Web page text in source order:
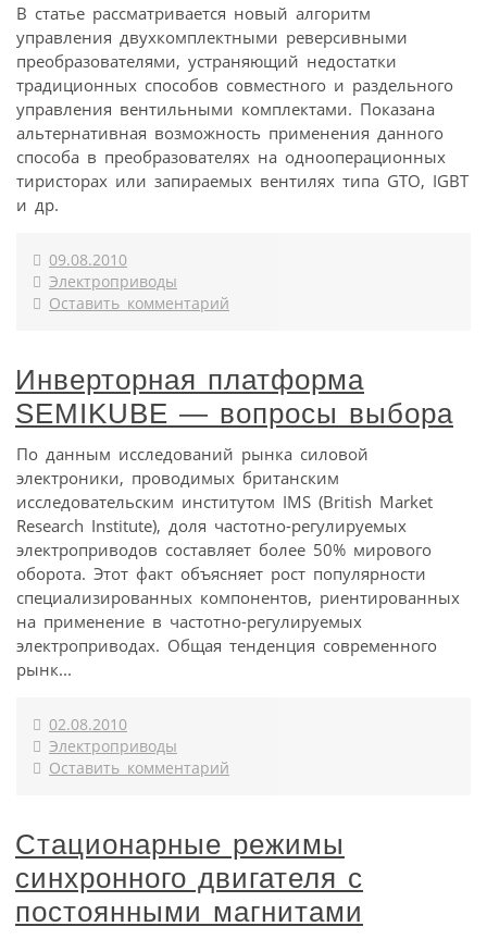
В статье рассматривается новый алгоритм
управления двухкомплектными реверсивными
преобразователями, устраняющий недостатки
традиционных способов совместного и раздельного
управления вентильными комплектами. Показана
альтернативная возможность применения данного
способа в преобразователях на однооперационных
тиристорах или запираемых вентилях типа GTO, IGBT
и др.
09.08.2010
Электроприводы
Оставить комментарий
Инверторная платформа
SEMIKUBE — вопросы выбора
По данным исследований рынка силовой
электроники, проводимых британским
исследовательским институтом IMS (British Market
Research Institute), доля частотно-регулируемых
электроприводов составляет более 50% мирового
оборота. Этот факт объясняет рост популярности
специализированных компонентов, риентированных
на применение в частотно-регулируемых
электроприводах. Общая тенденция современного
рынк...
02.08.2010
Электроприводы
Оставить комментарий
Стационарные режимы
синхронного двигателя с
постоянными магнитами